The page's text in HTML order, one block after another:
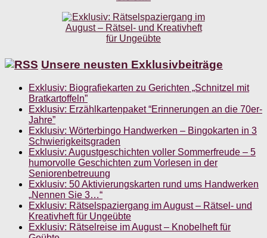
Unsere neusten Exklusivbeiträge
Exklusiv: Biografiekarten zu Gerichten „Schnitzel mit
Bratkartoffeln”
Exklusiv: Erzählkartenpaket “Erinnerungen an die 70er-
Jahre”
Exklusiv: Wörterbingo Handwerken – Bingokarten in 3
Schwierigkeitsgraden
Exklusiv: Augustgeschichten voller Sommerfreude – 5
humorvolle Geschichten zum Vorlesen in der
Seniorenbetreuung
Exklusiv: 50 Aktivierungskarten rund ums Handwerken
„Nennen Sie 3…“
Exklusiv: Rätselspaziergang im August – Rätsel- und
Kreativheft für Ungeübte
Exklusiv: Rätselreise im August – Knobelheft für